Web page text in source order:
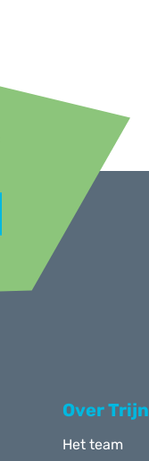
Over Trijn
Het team